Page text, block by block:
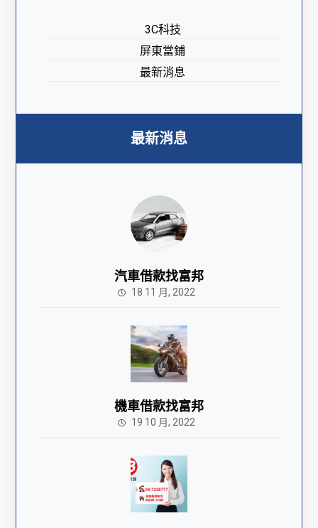
3C科技
屏東當鋪
最新消息
最新消息
汽車借款找富邦
18 11 月, 2022
機車借款找富邦
19 10 月, 2022